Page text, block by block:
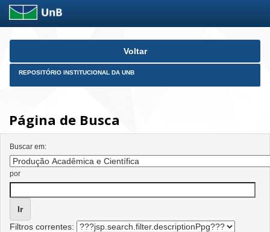
Skip
Voltar
REPOSITÓRIO INSTITUCIONAL DA UNB
Página de Busca
Buscar em:
por
Filtros correntes: